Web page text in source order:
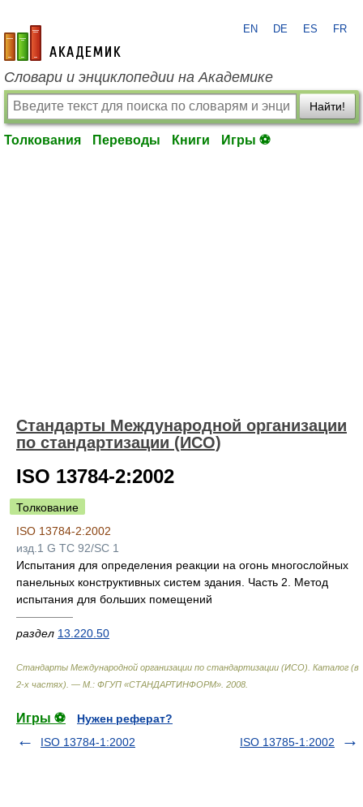
academic.ru
EN DE ES FR
Словари и энциклопедии на Академике
Найти!
Толкования Переводы Книги Игры ⚽
Стандарты Международной организации
по стандартизации (ИСО)
ISO 13784-2:2002
Толкование
ISO 13784-2:2002
изд.1 G TC 92/SC 1
Испытания для определения реакции на огонь многослойных
панельных конструктивных систем здания. Часть 2. Метод
испытания для больших помещений
—————
раздел 13.220.50
Стандарты Международной организации по стандартизации (ИСО). Каталог (в
2-х частях). — М.: ФГУП «СТАНДАРТИНФОРМ» 2008
Игры ⚽
Нужен реферат?
ISO 13784-1:2002
ISO 13785-1:2002